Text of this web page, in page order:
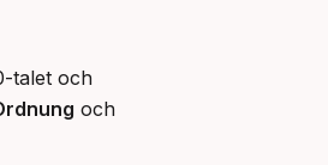
talet och
och